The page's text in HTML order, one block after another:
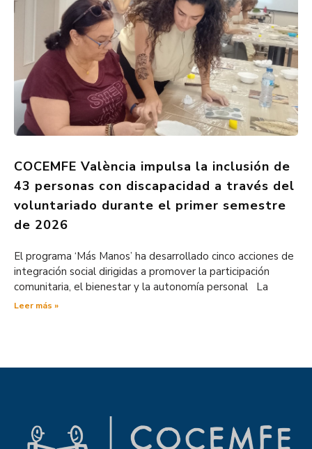
COCEMFE València impulsa la inclusión de
43 personas con discapacidad a través del
voluntariado durante el primer semestre
de 2026
El programa ‘Más Manos’ ha desarrollado cinco acciones de
integración social dirigidas a promover la participación
comunitaria, el bienestar y la autonomía personal La
Leer más »